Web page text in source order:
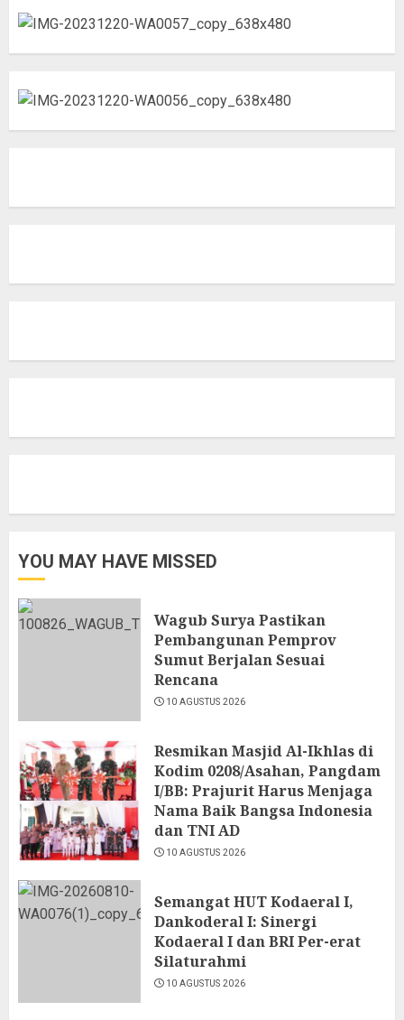
YOU MAY HAVE MISSED
Wagub Surya Pastikan
Pembangunan Pemprov
Sumut Berjalan Sesuai
Rencana
10 AGUSTUS 2026
Resmikan Masjid Al-Ikhlas di
Kodim 0208/Asahan, Pangdam
I/BB: Prajurit Harus Menjaga
Nama Baik Bangsa Indonesia
dan TNI AD
10 AGUSTUS 2026
Semangat HUT Kodaeral I,
Dankoderal I: Sinergi
Kodaeral I dan BRI Per-erat
Silaturahmi
10 AGUSTUS 2026